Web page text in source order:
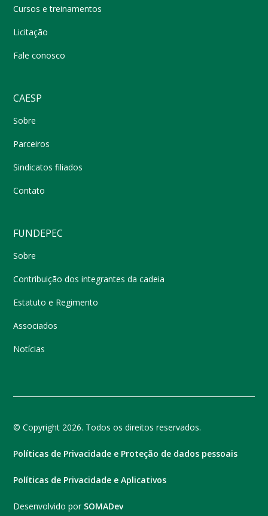
Cursos e treinamentos
Licitação
Fale conosco
CAESP
Sobre
Parceiros
Sindicatos filiados
Contato
FUNDEPEC
Sobre
Contribuição dos integrantes da cadeia
Estatuto e Regimento
Associados
Notícias
© Copyright 2026. Todos os direitos reservados.
Políticas de Privacidade e Proteção de dados pessoais
Políticas de Privacidade e Aplicativos
Desenvolvido por SOMADev